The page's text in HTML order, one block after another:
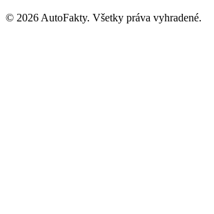
© 2026 AutoFakty. Všetky práva vyhradené.